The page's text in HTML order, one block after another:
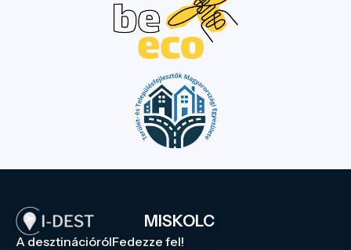
MISKOLC
A desztinációrólFedezze fel!